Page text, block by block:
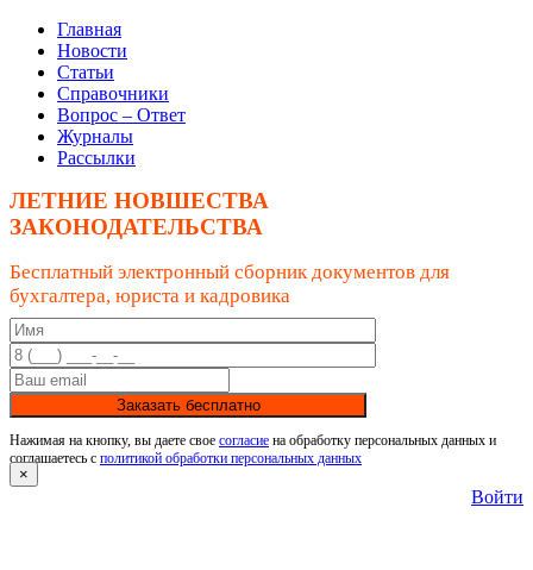
Главная
Новости
Статьи
Справочники
Вопрос – Ответ
Журналы
Рассылки
ЛЕТНИЕ НОВШЕСТВА
ЗАКОНОДАТЕЛЬСТВА
Бесплатный электронный сборник документов для
бухгалтера, юриста и кадровика
Заказать бесплатно
Нажимая на кнопку, вы даете свое согласие на обработку персональных данных и
соглашаетесь с политикой обработки персональных данных
×
Войти